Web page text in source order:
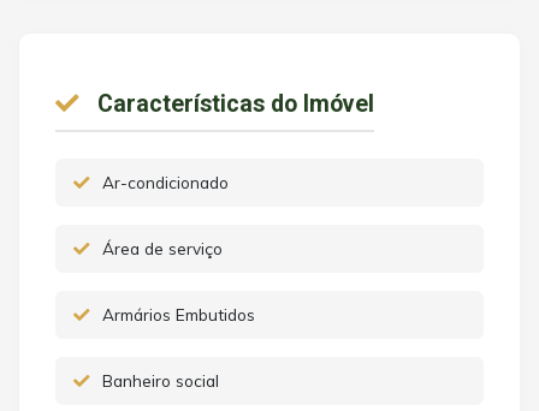
Características do Imóvel
Ar-condicionado
Área de serviço
Armários Embutidos
Banheiro social